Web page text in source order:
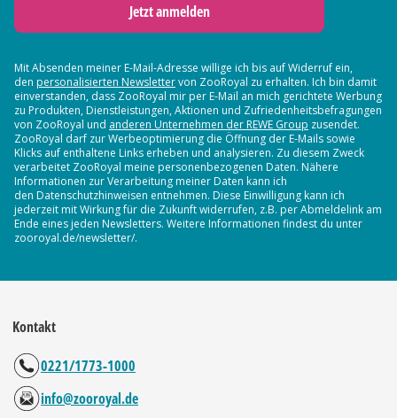
Jetzt anmelden
Mit Absenden meiner E-Mail-Adresse willige ich bis auf Widerruf ein,
den personalisierten Newslettervon ZooRoyal zu erhalten. Ich bin damit
einverstanden, dass ZooRoyal mir per E-Mail an mich gerichtete Werbung
zu Produkten, Dienstleistungen, Aktionen und Zufriedenheitsbefragungen
von ZooRoyal und anderen Unternehmen der REWE Group zusendet.
ZooRoyal darf zur Werbeoptimierung die Öffnung der E-Mails sowie
Klicks auf enthaltene Links erheben und analysieren. Zu diesem Zweck
verarbeitet ZooRoyal meine personenbezogenen Daten. Nähere
Informationen zur Verarbeitung meiner Daten kann ich
den Datenschutzhinweisen entnehmen. Diese Einwilligung kann ich
jederzeit mit Wirkung für die Zukunft widerrufen, z.B. per Abmeldelink am
Ende eines jeden Newsletters. Weitere Informationen findest du unter
zooroyal.de/newsletter/.
Kontakt
0221/1773-1000
info@zooroyal.de